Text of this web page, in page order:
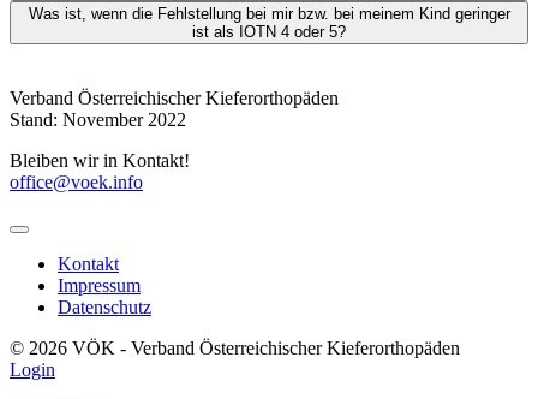
Was ist, wenn die Fehlstellung bei mir bzw. bei meinem Kind geringer
ist als IOTN 4 oder 5?
Verband Österreichischer Kieferorthopäden
Stand: November 2022
Bleiben wir in Kontakt!
office@voek.info
Kontakt
Impressum
Datenschutz
© 2026 VÖK - Verband Österreichischer Kieferorthopäden
Login